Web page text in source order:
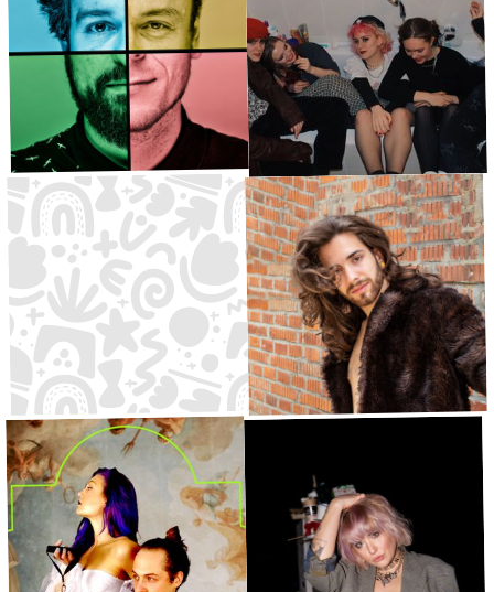
Electro/Techno
FORCODER
19:00 Große Bühne· Synthpop
Dirty Red Bandanas
19:30 Kleine Bühne·Indiepop
Clyfftone
20:00 DJ-Area ·Melodic
House/Techno
Waldbühne